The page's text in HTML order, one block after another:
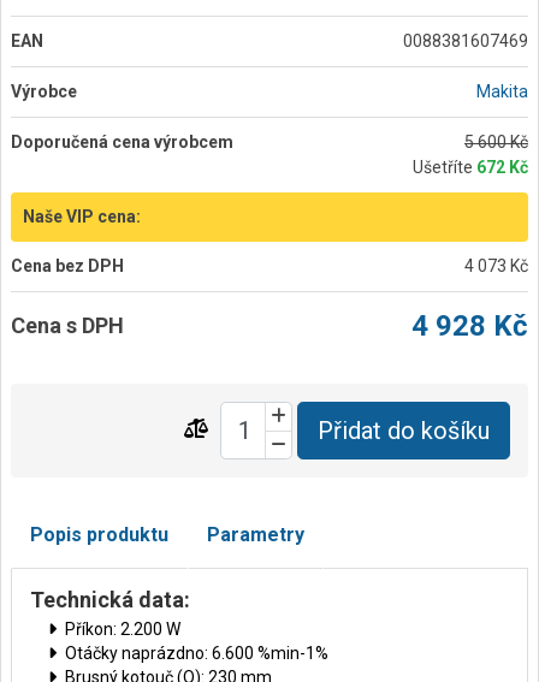
EAN 0088381607469
Výrobce Makita
Doporučená cena výrobcem
5 600 Kč
Ušetříte 672 Kč
Naše VIP cena:
Cena bez DPH 4 073 Kč
Cena s DPH 4 928 Kč
Přidat do košíku
Popis produktu Parametry
Technická data:
Příkon: 2.200 W
Otáčky naprázdno: 6.600 %min-1%
Brusný kotouč (O): 230 mm